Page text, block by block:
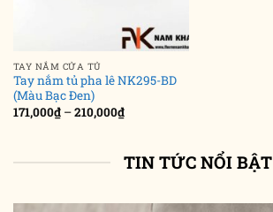
TAY NẮM CỬA TỦ
Tay nắm tủ pha lê NK295-BD
(Màu Bạc Đen)
171,000₫ –210,000₫Khoảng
giá:
đến
210,000₫
TIN TỨC NỔI BẬT